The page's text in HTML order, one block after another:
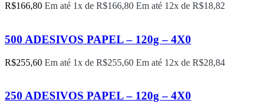
R$166,80 Em até 1x de R$166,80 Em até 12x de R$18,82
500 ADESIVOS PAPEL – 120g – 4X0
R$255,60 Em até 1x de R$255,60 Em até 12x de R$28,84
250 ADESIVOS PAPEL – 120g – 4X0